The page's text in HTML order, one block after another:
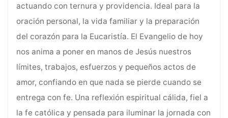
actuando con ternura y providencia. Ideal para la
oración personal, la vida familiar y la preparación
del corazón para la Eucaristía. El Evangelio de hoy
nos anima a poner en manos de Jesús nuestros
límites, trabajos, esfuerzos y pequeños actos de
amor, confiando en que nada se pierde cuando se
entrega con fe. Una reflexión espiritual cálida, fiel a
la fe católica y pensada para iluminar la jornada con